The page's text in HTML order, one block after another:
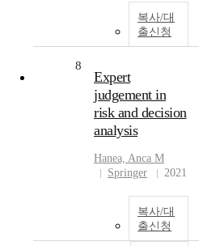
복사/대
출신청
8
Expert
judgement in
risk and decision
analysis
Hanea, Anca M
Springer
2021
복사/대
출신청